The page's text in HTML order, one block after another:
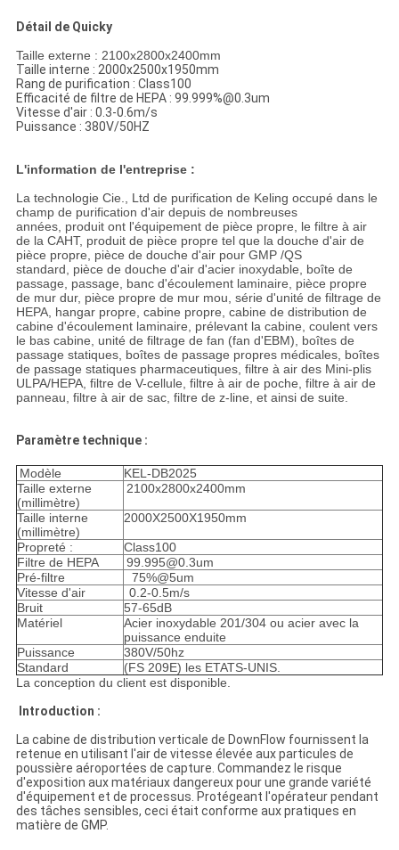
Détail de Quicky
Taille externe : 2100x2800x2400mm
Taille interne : 2000x2500x1950mm
Rang de purification : Class100
Efficacité de filtre de HEPA : 99.999%@0.3um
Vitesse d'air : 0.3-0.6m/s
Puissance : 380V/50HZ
L'information de l'entreprise :
La technologie Cie., Ltd de purification de Keling occupé dans le
champ de purification d'air depuis de nombreuses
années, produit ont l'équipement de pièce propre, le filtre à air
de la CAHT, produit de pièce propre tel que la douche d'air de
pièce propre, pièce de douche d'air pour GMP /QS
standard, pièce de douche d'air d'acier inoxydable, boîte de
passage, passage, banc d'écoulement laminaire, pièce propre
de mur dur, pièce propre de mur mou, série d'unité de filtrage de
HEPA, hangar propre, cabine propre, cabine de distribution de
cabine d'écoulement laminaire, prélevant la cabine, coulent vers
le bas cabine, unité de filtrage de fan (fan d'EBM), boîtes de
passage statiques, boîtes de passage propres médicales, boîtes
de passage statiques pharmaceutiques, filtre à air des Mini-plis
ULPA/HEPA, filtre de V-cellule, filtre à air de poche, filtre à air de
panneau, filtre à air de sac, filtre de z-line, et ainsi de suite.
Paramètre technique :
Modèle
KEL-DB2025
Taille externe
(millimètre)
2100x2800x2400mm
Taille interne
(millimètre)
2000X2500X1950mm
Propreté :
Class100
Filtre de HEPA
99.995@0.3um
Pré-filtre
75%@5um
Vitesse d'air
0.2-0.5m/s
Bruit
57-65dB
Matériel
Acier inoxydable 201/304 ou acier avec la
puissance enduite
Puissance
380V/50hz
Standard
(FS 209E) les ETATS-UNIS.
La conception du client est disponible.
Introduction :
La cabine de distribution verticale de DownFlow fournissent la
retenue en utilisant l'air de vitesse élevée aux particules de
poussière aéroportées de capture. Commandez le risque
d'exposition aux matériaux dangereux pour une grande variété
d'équipement et de processus. Protégeant l'opérateur pendant
des tâches sensibles, ceci était conforme aux pratiques en
matière de GMP.